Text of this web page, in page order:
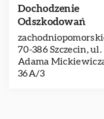
Dochodzenie
Odszkodowań
70-386 Szczecin, ul.
Adama
36A/3